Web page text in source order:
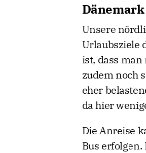
Unsere
Urlaubsziele
ist, dass
zudem noch
eher
da hier
Die Anreise
Bus